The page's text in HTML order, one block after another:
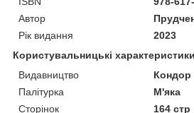
Автор
Рік видання
2023
Користувальницькі характеристики
Видавництво
Кондор
Палітурка
М'яка
Сторінок
164 стр